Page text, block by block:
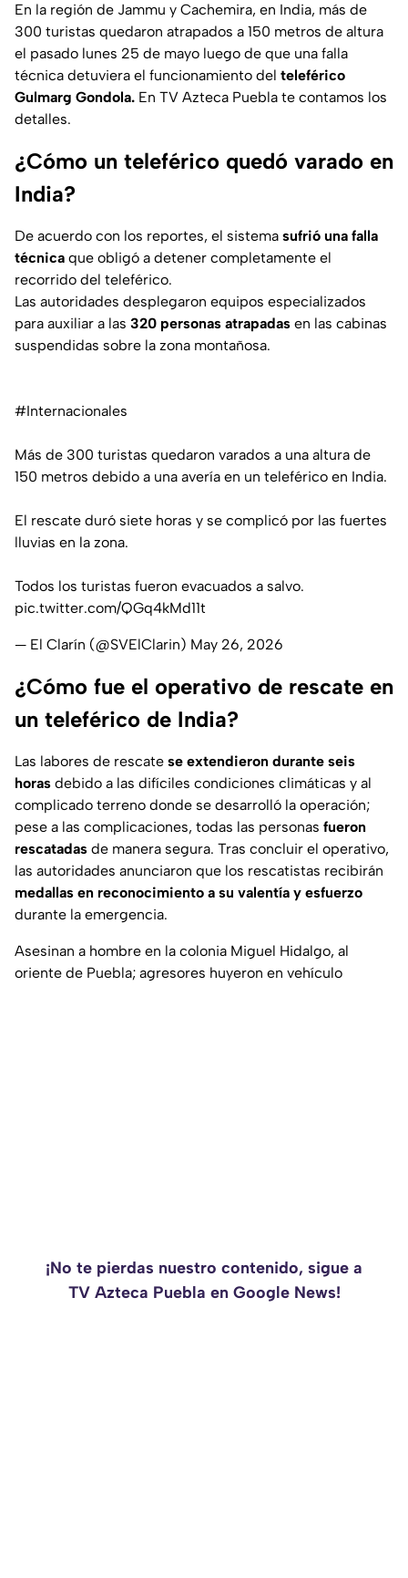
En la región de Jammu y Cachemira, en India, más de
300 turistas quedaron atrapados a 150 metros de altura
el pasado lunes 25 de mayo luego de que una falla
técnica detuviera el funcionamiento del teleférico
Gulmarg Gondola. En TV Azteca Puebla te contamos los
detalles.
¿Cómo un teleférico quedó varado en
India?
De acuerdo con los reportes, el sistema sufrió una falla
técnica que obligó a detener completamente el
recorrido del teleférico.
Las autoridades desplegaron equipos especializados
para auxiliar a las 320 personas atrapadas en las cabinas
suspendidas sobre la zona montañosa.
#Internacionales
Más de 300 turistas quedaron varados a una altura de
150 metros debido a una avería en un teleférico en India.
El rescate duró siete horas y se complicó por las fuertes
lluvias en la zona.
Todos los turistas fueron evacuados a salvo.
pic.twitter.com/QGq4kMd11t
— El Clarín (@SVElClarin) May 26, 2026
¿Cómo fue el operativo de rescate en
un teleférico de India?
Las labores de rescate se extendieron durante seis
horas debido a las difíciles condiciones climáticas y al
complicado terreno donde se desarrolló la operación;
pese a las complicaciones, todas las personas fueron
rescatadas de manera segura. Tras concluir el operativo,
las autoridades anunciaron que los rescatistas recibirán
medallas en reconocimiento a su valentía y esfuerzo
durante la emergencia.
Asesinan a hombre en la colonia Miguel Hidalgo, al
oriente de Puebla; agresores huyeron en vehículo
¡No te pierdas nuestro contenido, sigue a
TV Azteca Puebla en Google News!